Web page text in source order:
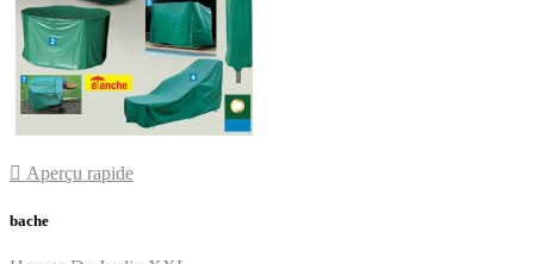
 Aperçu rapide
bache